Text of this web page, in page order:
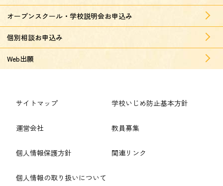
オープンスクール・学校説明会お申込み
個別相談お申込み
Web出願
サイトマップ
運営会社
個人情報保護方針
個人情報の取り扱いについて
学校いじめ防止基本方針
教員募集
関連リンク